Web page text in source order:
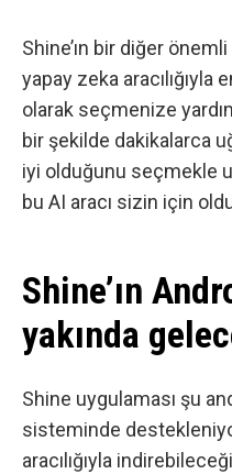
Shine’ın bir diğer
yapay zeka aracılığıyla
olarak seçmenize
bir şekilde dakikalarca
iyi olduğunu seçmekle
bu AI aracı sizin için
Shine’ın
yakında
Shine uygulaması şu
sisteminde
aracılığıyla